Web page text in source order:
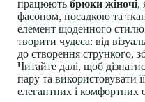
працюють брюки жіночі,
фасоном, посадкою та
елемент щоденного стилю
творити чудеса: від
до створення стрункого,
Читайте далі, щоб
пару та використовувати
елегантних і комфортних